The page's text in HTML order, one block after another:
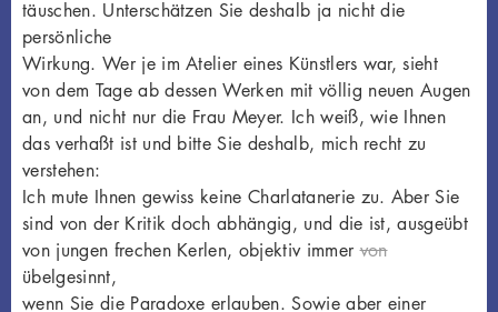
täuschen. Unterschätzen Sie deshalb ja nicht die
persönliche
Wirkung. Wer je im Atelier eines Künstlers war, sieht
von dem Tage ab dessen Werken mit völlig neuen Augen
an, und nicht nur die Frau Meyer. Ich weiß, wie Ihnen
das verhaßt ist und bitte Sie deshalb, mich recht zu
verstehen:
Ich mute Ihnen gewiss keine Charlatanerie zu. Aber Sie
sind von der Kritik doch abhängig, und die ist, ausgeübt
von jungen frechen Kerlen, objektiv immervon
übelgesinnt,
wenn Sie die Paradoxe erlauben. Sowie aber einer